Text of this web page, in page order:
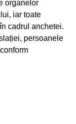
organelor
iar toate
cadrul anchetei.
persoanele